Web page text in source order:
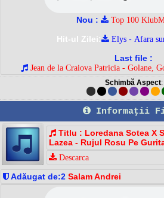
Nou : Top 100
Hit-ul Zilei:
Elys - Afara
Last file :
Jean de la Craiova Patricia - Golane,
Schimbă Aspect:
Informaţii
Titlu : Loredana Sotea X
Lazea - Rujul Rosu Pe
Descarca
Adăugat de:2 Salam Andrei